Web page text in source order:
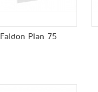
Faldon Plan 75